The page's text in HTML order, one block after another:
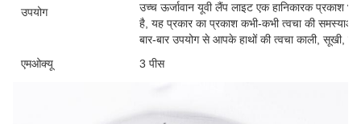
उपयोग
उच्च ऊर्जावान यूवी लैंप लाइट एक हानिकारक प्रकाश भी
है, यह प्रकार का प्रकाश कभी-कभी त्वचा की
बार-बार उपयोग से आपके हाथों की त्वचा काली, सूखी,
एमओक्यू
3 पीस